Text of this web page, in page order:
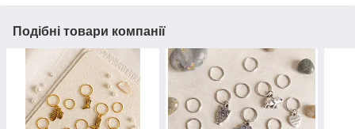
Подібні товари компанії